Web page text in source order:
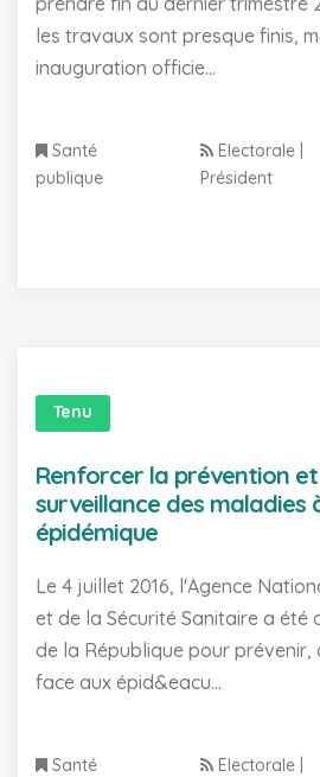
les travaux sont presque finis,
inauguration officie...
Santé
publique
Electorale |
Président
Tenu
Renforcer la prévention
surveillance des maladies
épidémique
Le 4 juillet 2016, l'Agence
et de la Sécurité Sanitaire a été
de la République pour
face aux épid&eacu...
Santé
Electorale |